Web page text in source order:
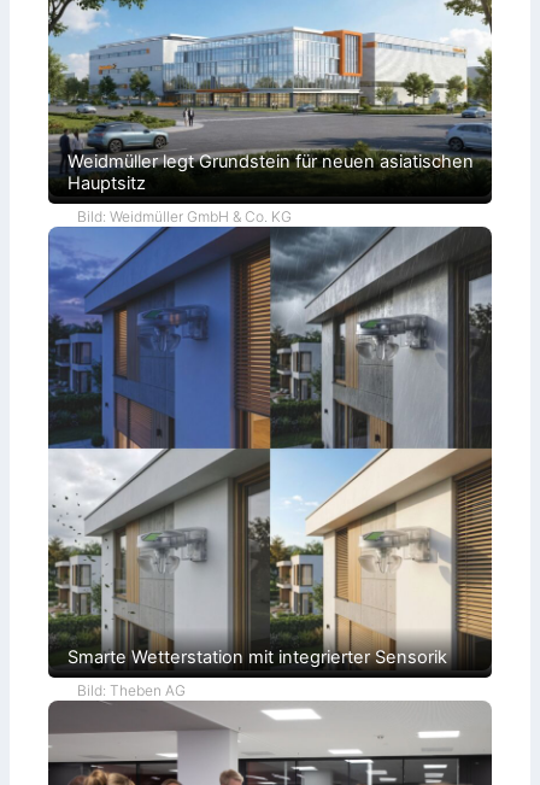
Weidmüller legt Grundstein für neuen asiatischen
Hauptsitz
Bild: Weidmüller GmbH & Co. KG
Smarte Wetterstation mit integrierter Sensorik
Bild: Theben AG